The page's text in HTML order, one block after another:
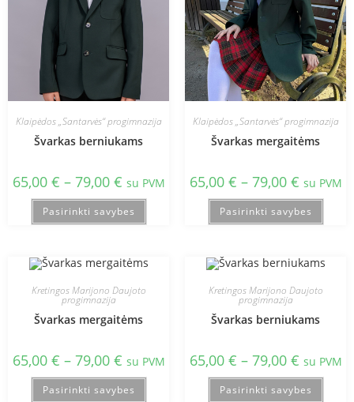
Klaipėdos „Santarvės“ progimnazija
Švarkas berniukams
65,00 € – 79,00 € su PVM
Pasirinkti savybes
Klaipėdos „Santarvės“ progimnazija
Švarkas mergaitėms
65,00 € – 79,00 € su PVM
Pasirinkti savybes
Kretingos Marijono Daujoto
progimnazija
Švarkas mergaitėms
65,00 € – 79,00 € su PVM
Pasirinkti savybes
Kretingos Marijono Daujoto
progimnazija
Švarkas berniukams
65,00 € – 79,00 € su PVM
Pasirinkti savybes